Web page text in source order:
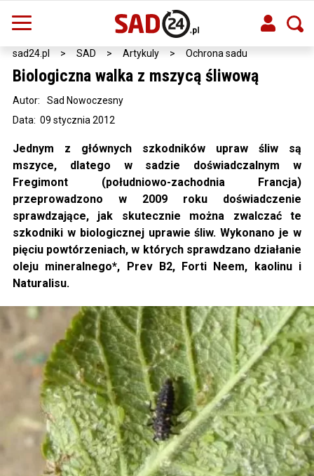
sad24.pl > SAD > Artykuly > Ochrona sadu
Biologiczna walka z mszycą śliwową
Data: 09 stycznia 2012
Autor: Sad Nowoczesny
Jednym z głównych szkodników upraw śliw są
mszyce, dlatego w sadzie doświadczalnym w
Fregimont (południowo-zachodnia Francja)
przeprowadzono w 2009 roku doświadczenie
sprawdzające, jak skutecznie można zwalczać te
szkodniki w biologicznej uprawie śliw. Wykonano je w
pięciu powtórzeniach, w których sprawdzano działanie
oleju mineralnego*, Prev B2, Forti Neem, kaolinu i
Naturalisu.